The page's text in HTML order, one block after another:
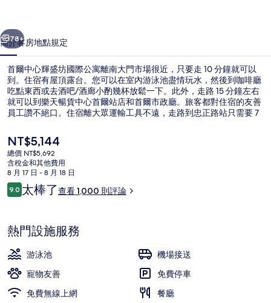
國
際
公
寓
的
相
片
集
個 下一個
78+
簡介客房地點規定
首爾中心輝盛坊國際公寓離南大門市場很近，只要走 10 分鐘就可以
到。住宿有屋頂露台。您可以在室內游泳池盡情玩水，然後到咖啡廳
吃點東西或去酒吧/酒廊小酌幾杯放鬆一下。此外，走路 15 分鐘左右
就可以到樂天暢貨中心首爾站店和首爾市政廳。旅客都對住宿的友善
員工讚不絕口。住宿離大眾運輸工具不遠，走路到忠正路站只需要 7
目
前
的
價
格
是
NT$5,144
總價 NT$5,692
含稅金和其他費用
8 月 17 日 - 8 月 18 日
評
論
9.09.0 分，滿分 10 分，
太棒了查看 1,000 則評論
熱門設施服務
游泳池
機場接送
寵物友善
免費停車
免費無線上網
餐廳